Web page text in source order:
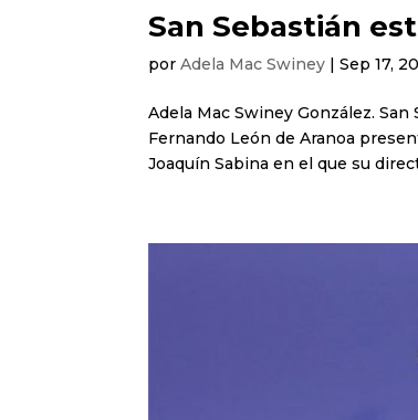
San Sebastián
porAdela Mac Swiney |Sep 17,
Adela Mac Swiney González.
Fernando León de Aranoa
Joaquín Sabina en el que su